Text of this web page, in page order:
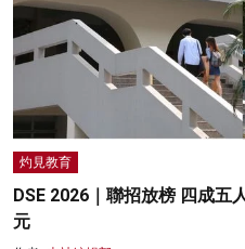
灼見教育
DSE 2026｜聯招放榜 四成五
元